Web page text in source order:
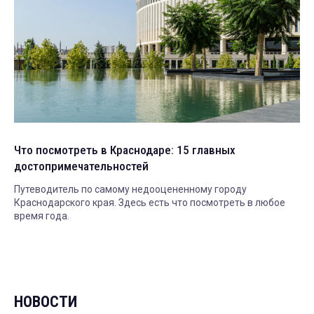
Что посмотреть в Краснодаре: 15 главных
достопримечательностей
Путеводитель по самому недооцененному городу
Краснодарского края. Здесь есть что посмотреть в любое
время года.
НОВОСТИ